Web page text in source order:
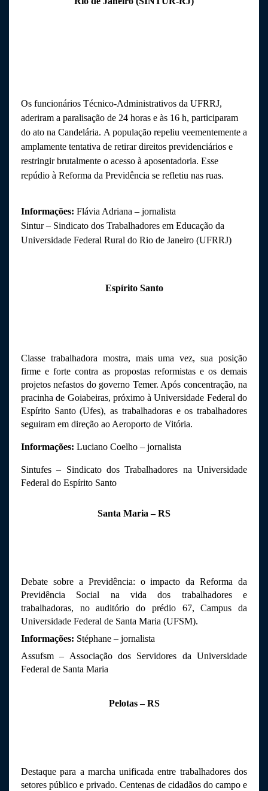
Os funcionários Técnico-Administrativos da UFRRJ,
aderiram a paralisação de 24 horas e às 16 h, participaram
do ato na Candelária. A população repeliu veementemente a
amplamente tentativa de retirar direitos previdenciários e
restringir brutalmente o acesso à aposentadoria. Esse
repúdio à Reforma da Previdência se refletiu nas ruas.
Informações: Flávia Adriana – jornalista
Sintur – Sindicato dos Trabalhadores em Educação da
Universidade Federal Rural do Rio de Janeiro (UFRRJ)
Espírito Santo
Classe trabalhadora mostra, mais uma vez, sua posição
firme e forte contra as propostas reformistas e os demais
projetos nefastos do governo Temer. Após concentração, na
pracinha de Goiabeiras, próximo à Universidade Federal do
Espírito Santo (Ufes), as trabalhadoras e os trabalhadores
seguiram em direção ao Aeroporto de Vitória.
Informações: Luciano Coelho – jornalista
Sintufes – Sindicato dos Trabalhadores na Universidade
Federal do Espírito Santo
Santa Maria – RS
Debate sobre a Previdência: o impacto da Reforma da
Previdência Social na vida dos trabalhadores e
trabalhadoras, no auditório do prédio 67, Campus da
Universidade Federal de Santa Maria (UFSM).
Informações: Stéphane – jornalista
Assufsm – Associação dos Servidores da Universidade
Federal de Santa Maria
Pelotas – RS
Destaque para a marcha unificada entre trabalhadores dos
setores público e privado. Centenas de cidadãos do campo e